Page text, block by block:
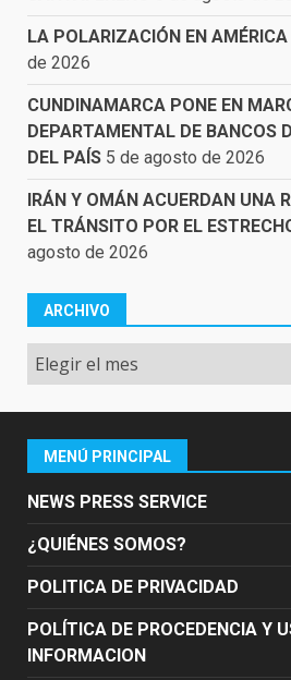
LA POLARIZACIÓN EN
de 2026
CUNDINAMARCA PONE EN
DEPARTAMENTAL DE BANCOS
DEL PAÍS 5 de agosto de 2026
IRÁN Y OMÁN ACUERDAN UNA
EL TRÁNSITO POR EL
agosto de 2026
ARCHIVO
Archivo
MENÚ PRINCIPAL
NEWS PRESS SERVICE
¿QUIÉNES SOMOS?
POLITICA DE PRIVACIDAD
POLÍTICA DE PROCEDENCIA Y
INFORMACION